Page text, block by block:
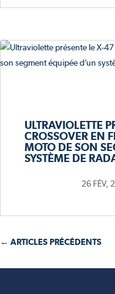
ULTRAVIOLETTE
CROSSOVER EN
MOTO DE SON
SYSTÈME DE
26 FÉV,
← ARTICLES PRÉCÉDENTS